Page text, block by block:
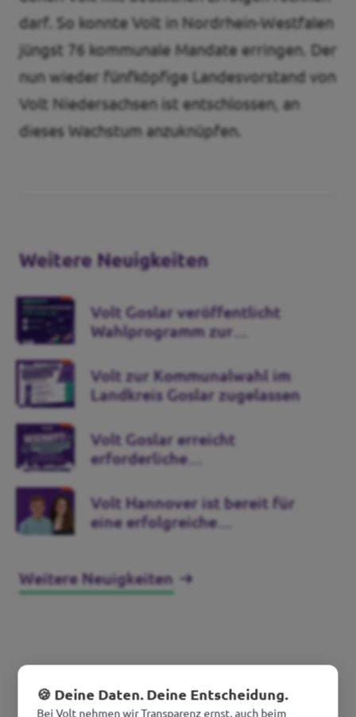
darf. So konnte Volt in Nordrhein-Westfalen
jüngst 76 kommunale Mandate erringen. Der
nun wieder fünfköpfige Landesvorstand von
Volt Niedersachsen ist entschlossen, an
dieses Wachstum anzuknüpfen.
Weitere Neuigkeiten
Volt Goslar veröffentlicht
Wahlprogramm zur
Volt zur Kommunalwahl im
Landkreis Goslar zugelassen
Volt Goslar erreicht
erforderliche
Volt Hannover ist bereit für
eine erfolgreiche
Weitere Neuigkeiten
🍪 Deine Daten. Deine Entscheidung.
Bei Volt nehmen wir Transparenz ernst, auch beim